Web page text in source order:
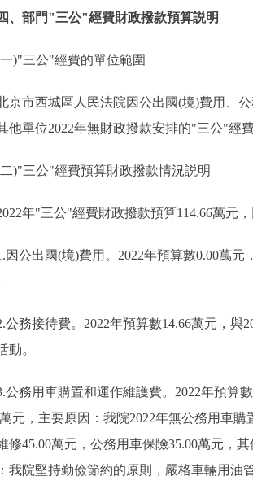
、部門"三公"經費財政撥款預算説明
三公"經費的單位範圍
市西城區人民法院因公出國(境)費用、公
他單位2022年無財政撥款安排的"三公"經
三公"經費預算財政撥款情況説明
年"三公"經費財政撥款預算114.66萬元，
出國(境)費用。2022年預算數0.00萬元
接待費。2022年預算數14.66萬元，與
動。
用車購置和運作維護費。2022年預算數
元，主要原因：我院2022年無公務用車
修45.00萬元，公務用車保險35.00萬元，
我院堅持勤儉節約的原則，嚴格車輛用油